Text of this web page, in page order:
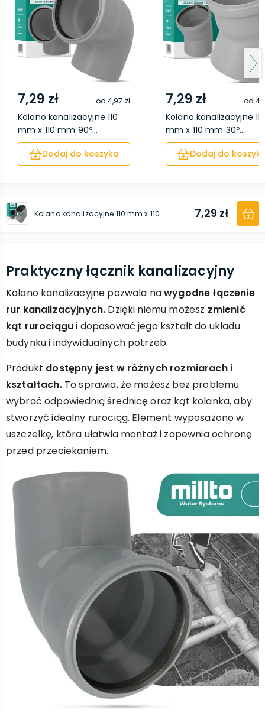
7,29 zł od4,97 zł
Kolano kanalizacyjne 110
mm x 110 mm 90º...
Dodaj do koszyka
7,29 zł od
Kolano kanalizacyjne
mm x 110 mm 30º...
Dodaj do
Kolano kanalizacyjne 110 mm x 110 mm 67º szare 7,29 zł
Praktyczny łącznik kanalizacyjny
Kolano kanalizacyjne pozwala nawygodne łączenie
rur kanalizacyjnych. Dzięki niemu możesz zmienić
kąt rurociągui dopasować jego kształt do układu
budynku i indywidualnych potrzeb.
Produkt dostępny jest w różnych rozmiarach i
kształtach.To sprawia, że możesz bez problemu
wybrać odpowiednią średnicę oraz kąt kolanka, aby
stworzyć idealny rurociąg. Element wyposażono w
uszczelkę, która ułatwia montaż i zapewnia ochronę
przed przeciekaniem.